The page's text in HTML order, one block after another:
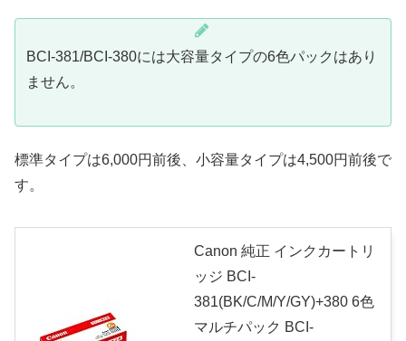
BCI-381/BCI-380には大容量タイプの6色パックはあり
ません。
標準タイプは6,000円前後、小容量タイプは4,500円前後で
す。
Canon 純正 インクカートリ
ッジ BCI-
381(BK/C/M/Y/GY)+380 6色
マルチパック BCI-